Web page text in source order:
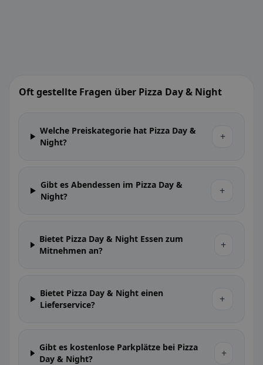
Oft gestellte Fragen über Pizza Day & Night
Welche Preiskategorie hat Pizza Day &
Night?
+
Gibt es Abendessen im Pizza Day &
Night?
+
Bietet Pizza Day & Night Essen zum
Mitnehmen an?
+
Bietet Pizza Day & Night einen
Lieferservice?
+
Gibt es kostenlose Parkplätze bei Pizza
Day & Night?
+